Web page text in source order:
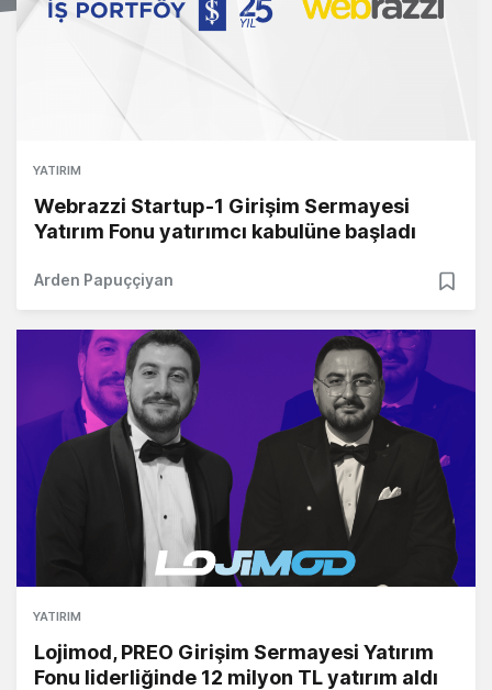
YATIRIM
Webrazzi Startup-1 Girişim Sermayesi
Yatırım Fonu yatırımcı kabulüne başladı
Arden Papuççiyan
YATIRIM
Lojimod, PREO Girişim Sermayesi Yatırım
Fonu liderliğinde 12 milyon TL yatırım aldı